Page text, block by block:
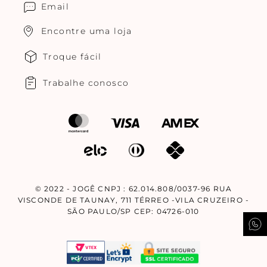
Email
Encontre uma loja
Troque fácil
Trabalhe conosco
© 2022 - JOGÊ CNPJ : 62.014.808/0037-96 RUA
VISCONDE DE TAUNAY, 711 TÉRREO -VILA CRUZEIRO -
SÃO PAULO/SP CEP: 04726-010